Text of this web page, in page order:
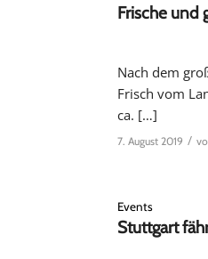
Frische und
Nach dem
Frisch vom
ca. […]
7. August 2019 /
Events
Stuttgart